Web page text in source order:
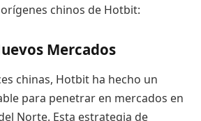
chinos de Hotbit:
Mercados
chinas, Hotbit ha hecho un
para penetrar en mercados en
Norte. Esta estrategia de